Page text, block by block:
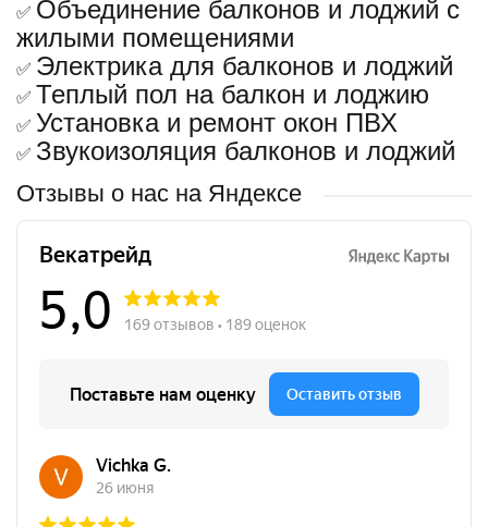
✅ Объединение балконов и лоджий с
жилыми помещениями
✅ Электрика для балконов и лоджий
✅ Теплый пол на балкон и лоджию
✅ Установка и ремонт окон ПВХ
✅ Звукоизоляция балконов и лоджий
Отзывы о нас на Яндексе